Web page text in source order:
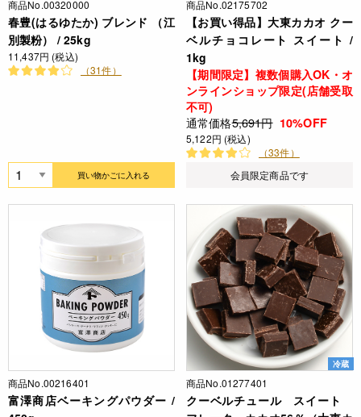
商品No.00320000
春豊(はるゆたか) ブレンド （江
別製粉） / 25kg
11,437円 (税込)
（31件）
買い物かごに入れる
商品No.02175702
【お買い得品】大東カカオ クー
ベルチョコレート スイート /
1kg
【期間限定】複数個購入OK・オ
ンラインショップ限定(店舗受取
不可)
通常価格5,691円 10%OFF
5,122円 (税込)
（33件）
会員限定商品です
商品No.00216401
富澤商店ベーキングパウダー /
冷蔵
商品No.01277401
クーベルチュール スイート